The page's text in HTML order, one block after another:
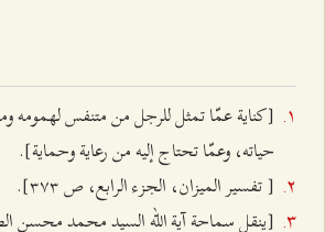
[كناية عمّا تمثل للرجل من متنفس لهمومه
حياته، وعمّا تحتاج إليه من رعاية وحماية].
[ تفسير الميزان، الجزء الرابع، ص ٣۷٣].
[ينقل سماحة آية الله السيد محمد محسن